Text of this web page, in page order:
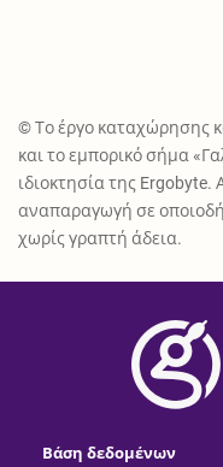
© Το έργο καταχώρησης
και το εμπορικό σήμα
ιδιοκτησία της
αναπαραγωγή σε
χωρίς γραπτή άδεια.
Βάση δεδομένων